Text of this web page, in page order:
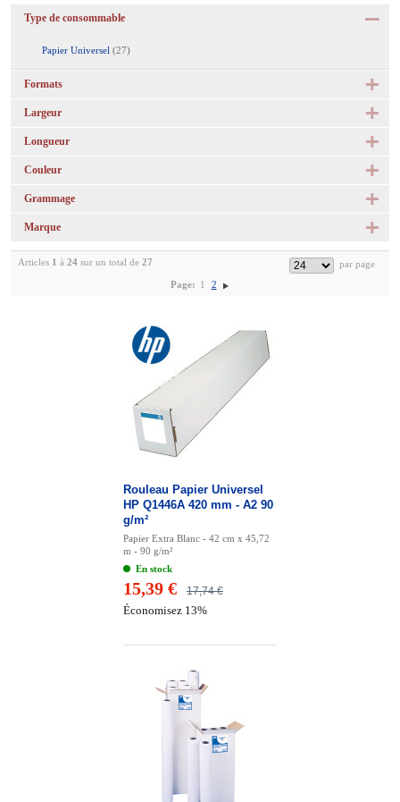
Type de consommable
Papier Universel (27)
Formats
Largeur
Longueur
Couleur
Grammage
Marque
Articles 1 à 24 sur un total de 27
Page: 1 2
Rouleau Papier Universel
HP Q1446A 420 mm - A2 90
g/m²
Papier Extra Blanc - 42 cm x 45,72
m - 90 g/m²
En stock
17,74 €
15,39 €
Économisez 13%